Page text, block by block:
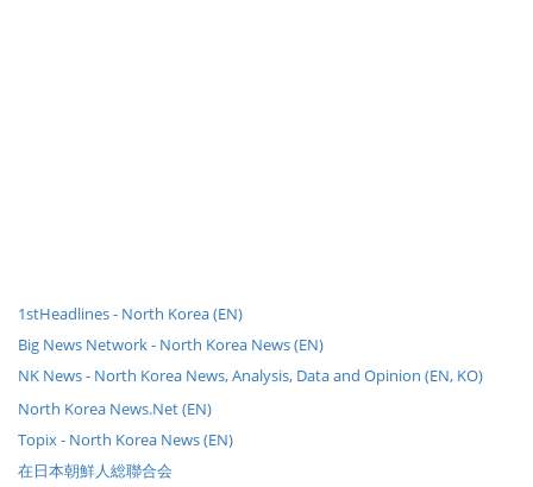
1stHeadlines - North Korea (EN)
Big News Network - North Korea News (EN)
NK News - North Korea News, Analysis, Data and Opinion (EN, KO)
North Korea News.Net (EN)
Topix - North Korea News (EN)
在日本朝鮮人総聯合会